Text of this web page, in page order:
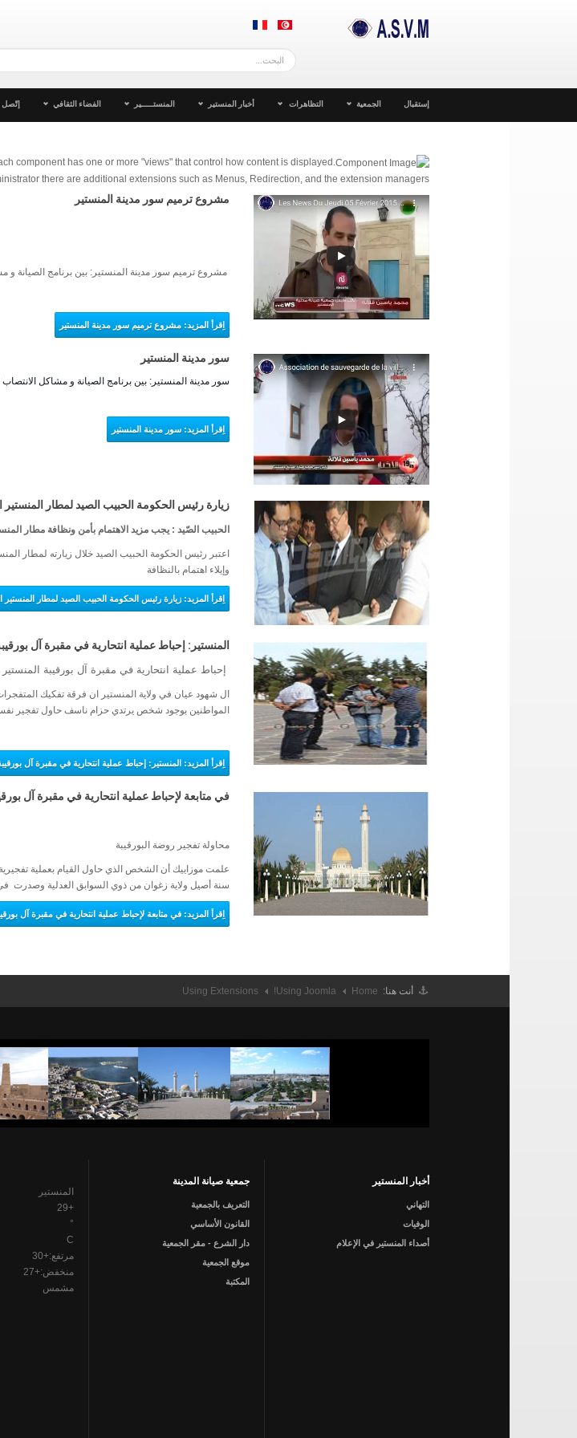
إستقبال الجمعية التظاهرات أخبار المنستير المنستـــــير الفضاء الثقافي إتّصل
component has one or more "views" that control how content is displayed.
there are additional extensions such as Menus, Redirection, and the extension managers.
مشروع ترميم سور مدينة المنستير
مشروع ترميم سور مدينة المنستير: بين برنامج الصيانة و
اِقرأ المزيد: مشروع ترميم سور مدينة المنستير
سور مدينة المنستير
سور مدينة المنستير: بين برنامج الصيانة و مشاكل
اِقرأ المزيد: سور مدينة المنستير
زيارة رئيس الحكومة الحبيب الصيد لمطار المنستير
الحبيب الصّيد : يجب مزيد الاهتمام بأمن ونظافة مطار
وإيلاء اهتمام بالنظافة
اِقرأ المزيد: زيارة رئيس الحكومة الحبيب الصيد لمطار المنستير
المنستير: إحباط عملية انتحارية في مقبرة آل
إحباط عملية انتحارية في مقبرة آل بورقيبة المنستير
ال شهود عيان في ولاية المنستير ان فرقة تفكيك
المواطنين بوجود شخص يرتدي حزام ناسف حاول تفجير
اِقرأ المزيد: المنستير: إحباط عملية انتحارية في مقبرة آل
في متابعة لإحباط عملية انتحارية في مقبرة آل
محاولة تفجير روضة البورقيبة
سنة أصيل ولاية زغوان من ذوي السوابق العدلية وصدرت في حقه 4 بطاقات
اِقرأ المزيد: في متابعة لإحباط عملية انتحارية في مقبرة آل
أنت هنا: Home
Using Joomla!
Using Extensions
أخبار المنستير
التهاني
الوفيات
أصداء المنستير في الإعلام
جمعية صيانة المدينة
التعريف بالجمعية
القانون الأساسي
دار الشرع - مقر الجمعية
موقع الجمعية
المكتبة
المنستير
+
29
°
C
مرتفع:+
30
منخفض:+
27
مشمس